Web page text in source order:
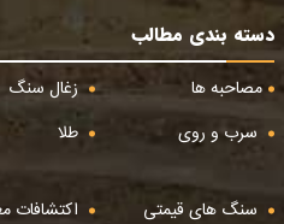
دسته بندی مطالب
مصاحبه ها
زغال سنگ
سرب و روی
طلا
سنگ های قیمتی
اکتشافات